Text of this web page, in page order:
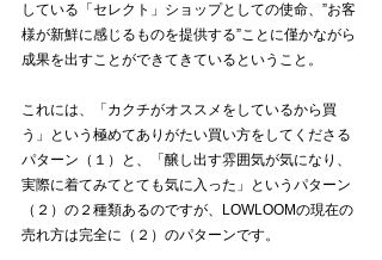
している「セレクト」ショップとしての使命、”お客
様が新鮮に感じるものを提供する”ことに僅かながら
成果を出すことができてきているということ。
これには、「カクチがオススメをしているから買
う」という極めてありがたい買い方をしてくださる
パターン（１）と、「醸し出す雰囲気が気になり、
実際に着てみてとても気に入った」というパターン
（２）の２種類あるのですが、LOWLOOMの現在の
売れ方は完全に（２）のパターンです。